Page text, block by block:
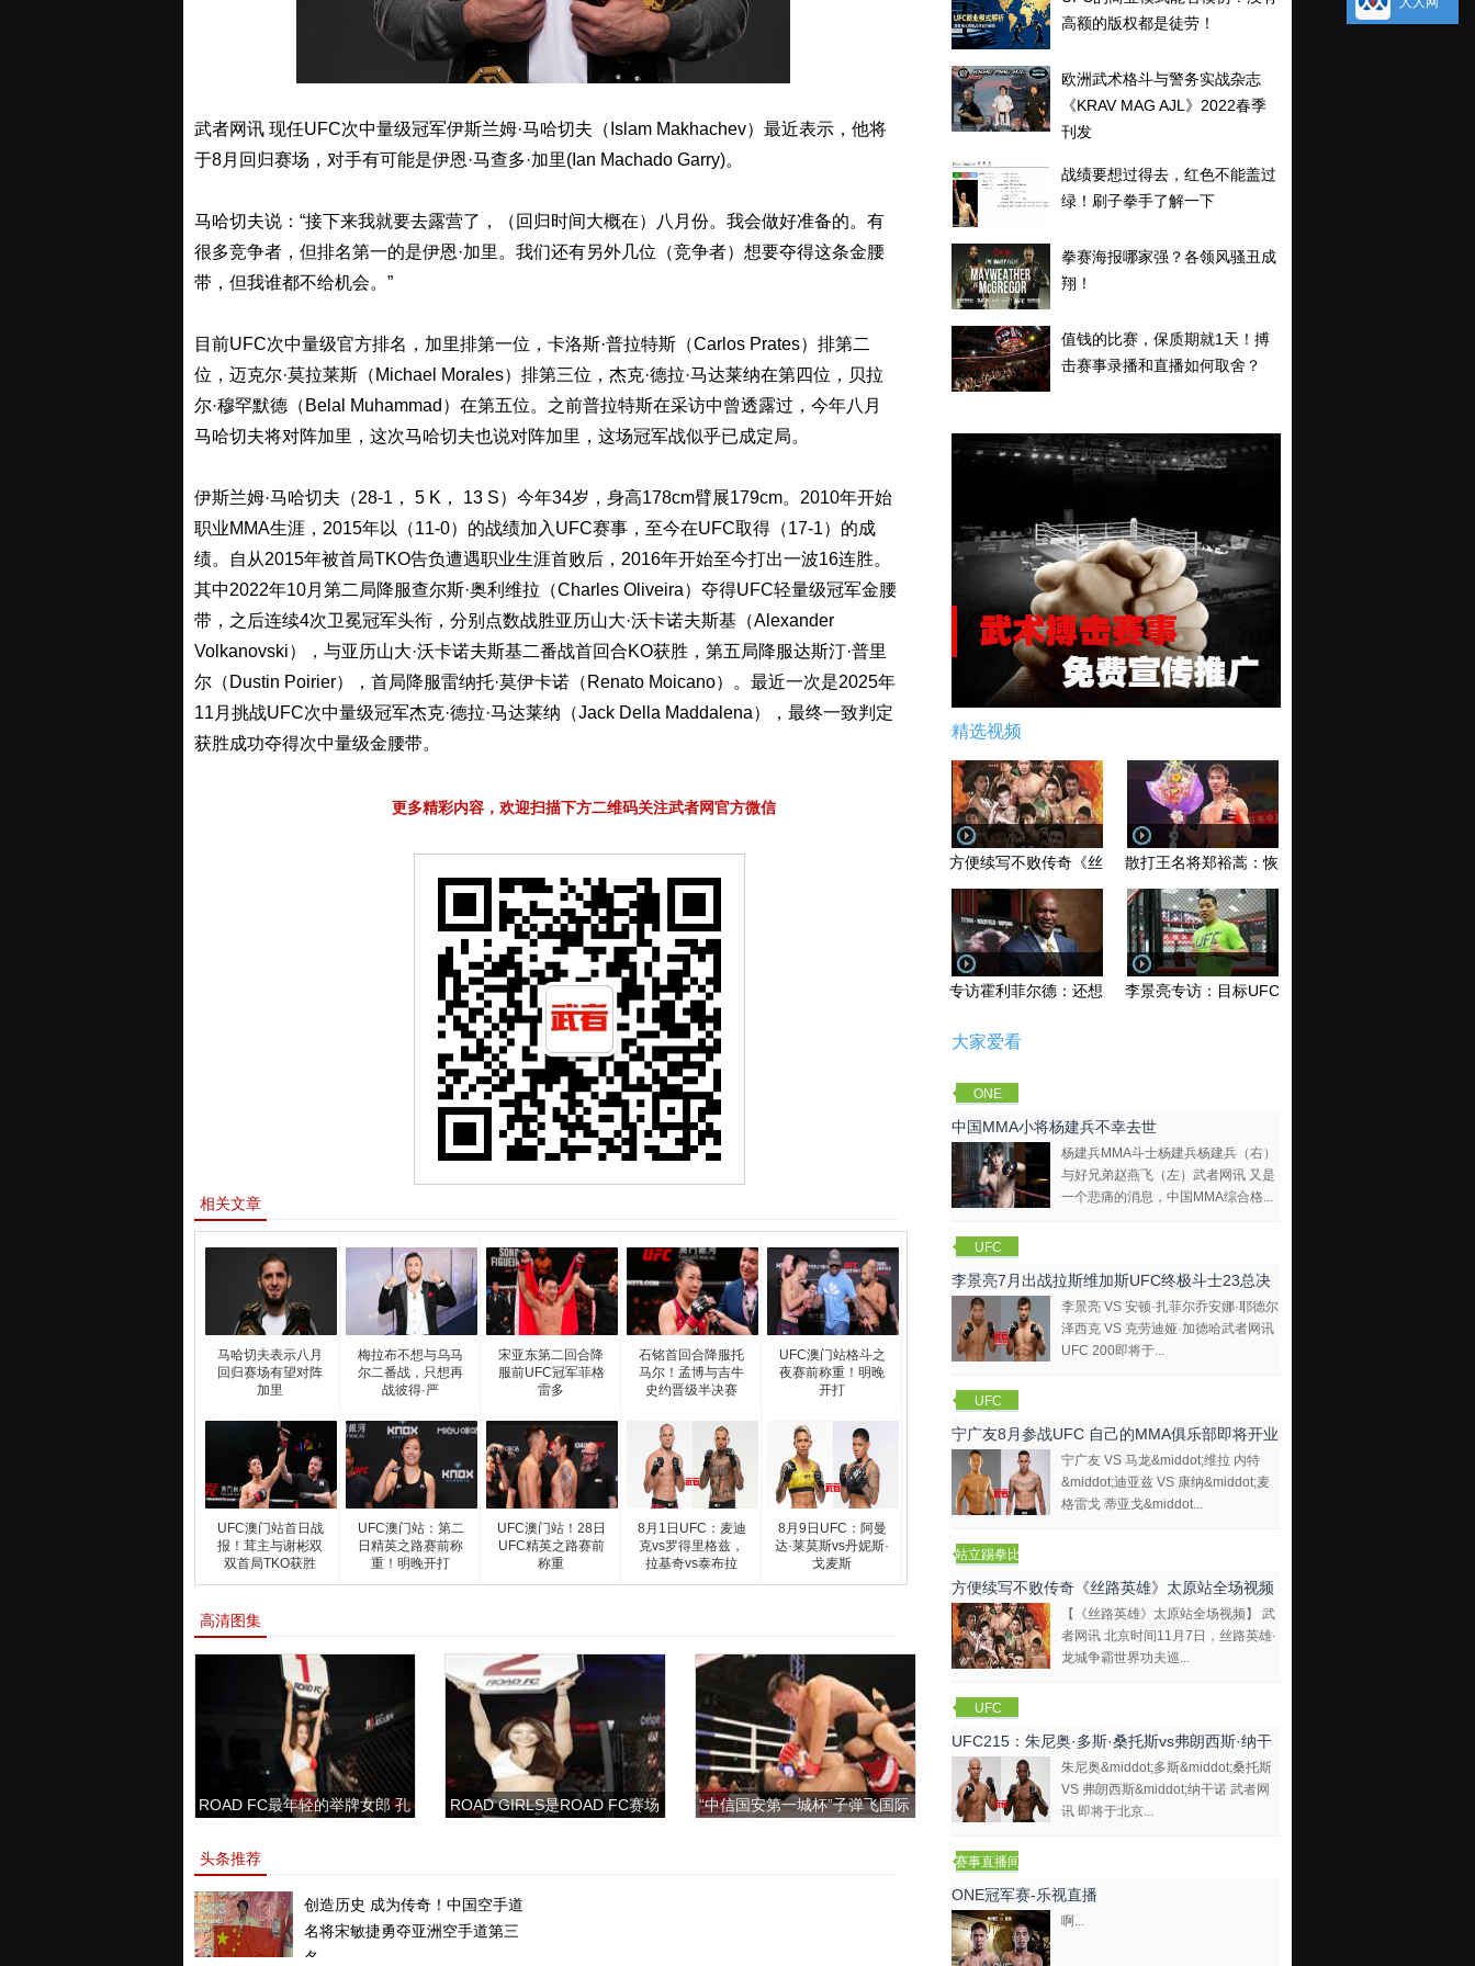
武者网讯 现任UFC次中量级冠军伊斯兰姆·马哈切夫（Islam Makhachev）最近表示，他将
于8月回归赛场，对手有可能是伊恩·马查多·加里(Ian Machado Garry)。
马哈切夫说：“接下来我就要去露营了，（回归时间大概在）八月份。我会做好准备的。有
很多竞争者，但排名第一的是伊恩·加里。我们还有另外几位（竞争者）想要夺得这条金腰
带，但我谁都不给机会。”
目前UFC次中量级官方排名，加里排第一位，卡洛斯·普拉特斯（Carlos Prates）排第二
位，迈克尔·莫拉莱斯（Michael Morales）排第三位，杰克·德拉·马达莱纳在第四位，贝拉
尔·穆罕默德（Belal Muhammad）在第五位。之前普拉特斯在采访中曾透露过，今年八月
马哈切夫将对阵加里，这次马哈切夫也说对阵加里，这场冠军战似乎已成定局。
伊斯兰姆·马哈切夫（28-1， 5 K， 13 S）今年34岁，身高178cm臂展179cm。2010年开始
职业MMA生涯，2015年以（11-0）的战绩加入UFC赛事，至今在UFC取得（17-1）的成
绩。自从2015年被首局TKO告负遭遇职业生涯首败后，2016年开始至今打出一波16连胜。
其中2022年10月第二局降服查尔斯·奥利维拉（Charles Oliveira）夺得UFC轻量级冠军金腰
带，之后连续4次卫冕冠军头衔，分别点数战胜亚历山大·沃卡诺夫斯基（Alexander
Volkanovski），与亚历山大·沃卡诺夫斯基二番战首回合KO获胜，第五局降服达斯汀·普里
尔（Dustin Poirier），首局降服雷纳托·莫伊卡诺（Renato Moicano）。最近一次是2025年
11月挑战UFC次中量级冠军杰克·德拉·马达莱纳（Jack Della Maddalena），最终一致判定
获胜成功夺得次中量级金腰带。
更多精彩内容，欢迎扫描下方二维码关注武者网官方微信
相关文章
马哈切夫表示八月
回归赛场有望对阵
加里
梅拉布不想与乌马
尔二番战，只想再
战彼得·严
宋亚东第二回合降
服前UFC冠军菲格
雷多
石铭首回合降服托
马尔！孟博与吉牛
史约晋级半决赛
UFC澳门站格斗之
夜赛前称重！明晚
开打
UFC澳门站首日战
报！茸主与谢彬双
双首局TKO获胜
UFC澳门站：第二
日精英之路赛前称
重！明晚开打
UFC澳门站！28日
UFC精英之路赛前
称重
8月1日UFC：麦迪
克vs罗得里格兹，
拉基奇vs泰布拉
8月9日UFC：阿曼
达·莱莫斯vs丹妮斯·
戈麦斯
高清图集
ROAD FC最年轻的举牌女郎 孔
ROAD GIRLS是ROAD FC赛场
“中信国安第一城杯”子弹飞国际
头条推荐
创造历史 成为传奇！中国空手道
名将宋敏捷勇夺亚洲空手道第三
名。
高额的版权都是徒劳！
欧洲武术格斗与警务实战杂志
《KRAV MAG AJL》2022春季
刊发
战绩要想过得去，红色不能盖过
绿！刷子拳手了解一下
拳赛海报哪家强？各领风骚丑成
翔！
值钱的比赛，保质期就1天！搏
击赛事录播和直播如何取舍？
精选视频
方便续写不败传奇《丝路英雄》太原站全场视频
散打王名将郑裕蒿：恢复训练 有望回归擂台
专访霍利菲尔德：还想再和泰森干一架！李景亮专访：目标UFC金腰带 不做打酱油
大家爱看
ONE
Champions
hip
中国MMA小将杨建兵不幸去世
杨建兵MMA斗士杨建兵杨建兵（右）
与好兄弟赵燕飞（左）武者网讯 又是
一个悲痛的消息，中国MMA综合格...
UFC
李景亮7月出战拉斯维加斯UFC终极斗士23总决
李景亮 VS 安顿·扎菲尔乔安娜·耶德尔
泽西克 VS 克劳迪娅·加德哈武者网讯
UFC 200即将于...
UFC
宁广友8月参战UFC 自己的MMA俱乐部即将开业
宁广友 VS 马龙&middot;维拉 内特
&middot;迪亚兹 VS 康纳&middot;麦
格雷戈 蒂亚戈&middot...
站立踢拳比
赛视频
方便续写不败传奇《丝路英雄》太原站全场视频
【《丝路英雄》太原站全场视频】 武
者网讯 北京时间11月7日，丝路英雄·
龙城争霸世界功夫巡...
UFC
UFC215：朱尼奥·多斯·桑托斯vs弗朗西斯·纳干
朱尼奥&middot;多斯&middot;桑托斯
VS 弗朗西斯&middot;纳干诺 武者网
讯 即将于北京...
赛事直播间
ONE冠军赛-乐视直播
啊...